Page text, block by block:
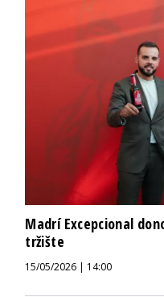
Madrí Excepcional
tržište
15/05/2026 | 14:00